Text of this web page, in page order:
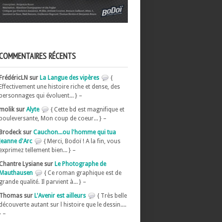
RÉCENTS
sur La Langue des vipères
{
une histoire riche et dense, des
qui évoluent... } –
sur Alyte
{ Cette bd est magnifique et
Mon coup de coeur... } –
sur Cauchon...ou l'homme qui tua
d'Arc
{ Merci, Bodoï ! A la fin, vous
tellement bien... } –
Lysiane sur Le Photographe de
{ Ce roman graphique est de
qualité. Il parvient à... } –
sur L'Avenir est ailleurs
{ Très belle
autant sur l histoire que le dessin....
–